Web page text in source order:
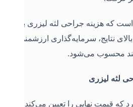
که هزینه جراحی لثه لیزری با
نتایج، سرمایه‌گذاری ارزشمندی
محسوب می‌شود.
لثه لیزری
که قیمت نهایی را تعیین می‌کند